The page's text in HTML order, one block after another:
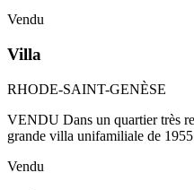
Vendu
Villa
RHODE-SAINT-GENÈSE
VENDU Dans un quartier très
grande villa unifamiliale de
Vendu